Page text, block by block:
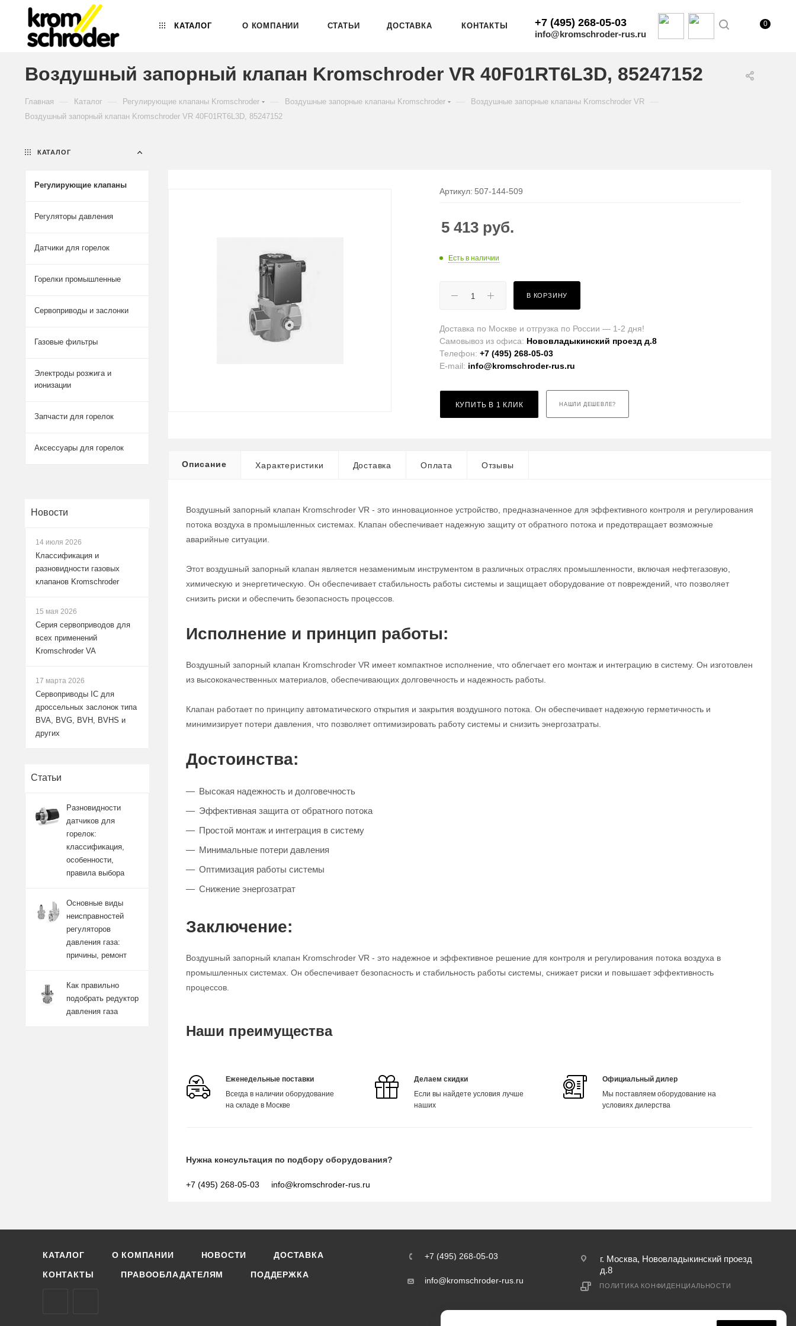
КАТАЛОГ О КОМПАНИИ СТАТЬИ ДОСТАВКА КОНТАКТЫ +7 (495) 268-05-03
info@kromschroder-rus.ru
0
Воздушный запорный клапан Kromschroder VR 40F01RT6L3D, 85247152
Главная Каталог Регулирующие клапаны Kromschroder Воздушные запорные клапаны Kromschroder Воздушные запорные клапаны Kromschroder VR
Воздушный запорный клапан Kromschroder VR 40F01RT6L3D, 85247152
Артикул: 507-144-509
5 413 руб.
Есть в наличии
В КОРЗИНУ
Доставка по Москве и отгрузка по России — 1-2 дня!
Самовывоз из офиса: Нововладыкинский проезд д.8
Телефон:+7 (495) 268-05-03
E-mail: info@kromschroder-rus.ru
КУПИТЬ В 1 КЛИК НАШЛИ ДЕШЕВЛЕ?
Описание Характеристики Доставка Оплата Отзывы
Воздушный запорный клапан Kromschroder VR - это инновационное устройство, предназначенное для эффективного контроля и регулирования
потока воздуха в промышленных системах. Клапан обеспечивает надежную защиту от обратного потока и предотвращает возможные
аварийные ситуации.
Этот воздушный запорный клапан является незаменимым инструментом в различных отраслях промышленности, включая нефтегазовую,
химическую и энергетическую. Он обеспечивает стабильность работы системы и защищает оборудование от повреждений, что позволяет
снизить риски и обеспечить безопасность процессов.
Исполнение и принцип работы:
Воздушный запорный клапан Kromschroder VR имеет компактное исполнение, что облегчает его монтаж и интеграцию в систему. Он изготовлен
из высококачественных материалов, обеспечивающих долговечность и надежность работы.
Клапан работает по принципу автоматического открытия и закрытия воздушного потока. Он обеспечивает надежную герметичность и
минимизирует потери давления, что позволяет оптимизировать работу системы и снизить энергозатраты.
Достоинства:
Высокая надежность и долговечность
Эффективная защита от обратного потока
Простой монтаж и интеграция в систему
Минимальные потери давления
Оптимизация работы системы
Снижение энергозатрат
Заключение:
Воздушный запорный клапан Kromschroder VR - это надежное и эффективное решение для контроля и регулирования потока воздуха в
промышленных системах. Он обеспечивает безопасность и стабильность работы системы, снижает риски и повышает эффективность
процессов.
Наши преимущества
Еженедельные поставки
Всегда в наличии оборудование
на складе в Москве
Делаем скидки
Если вы найдете условия лучше
наших
Официальный дилер
Мы поставляем оборудование на
условиях дилерства
Нужна консультация по подбору оборудования?
+7 (495) 268-05-03 info@kromschroder-rus.ru
КАТАЛОГ
Регулирующие клапаны
Регуляторы давления
Датчики для горелок
Горелки промышленные
Сервоприводы и заслонки
Газовые фильтры
Электроды розжига и
ионизации
Запчасти для горелок
Аксессуары для горелок
Новости
14 июля 2026
Классификация и
разновидности газовых
клапанов Kromschroder
15 мая 2026
Серия сервоприводов для
всех применений
Kromschroder VA
17 марта 2026
Сервоприводы IC для
дроссельных заслонок типа
BVA, BVG, BVH, BVHS и
других
Статьи
Разновидности
датчиков для
горелок:
классификация,
особенности,
правила выбора
Основные виды
неисправностей
регуляторов
давления газа:
причины, ремонт
Как правильно
подобрать редуктор
давления газа
КАТАЛОГ О КОМПАНИИ НОВОСТИ ДОСТАВКА
КОНТАКТЫ ПРАВООБЛАДАТЕЛЯМ ПОДДЕРЖКА
+7 (495) 268-05-03
info@kromschroder-rus.ru
г. Москва, Нововладыкинский проезд
д.8
ПОЛИТИКА КОНФИДЕНЦИАЛЬНОСТИ